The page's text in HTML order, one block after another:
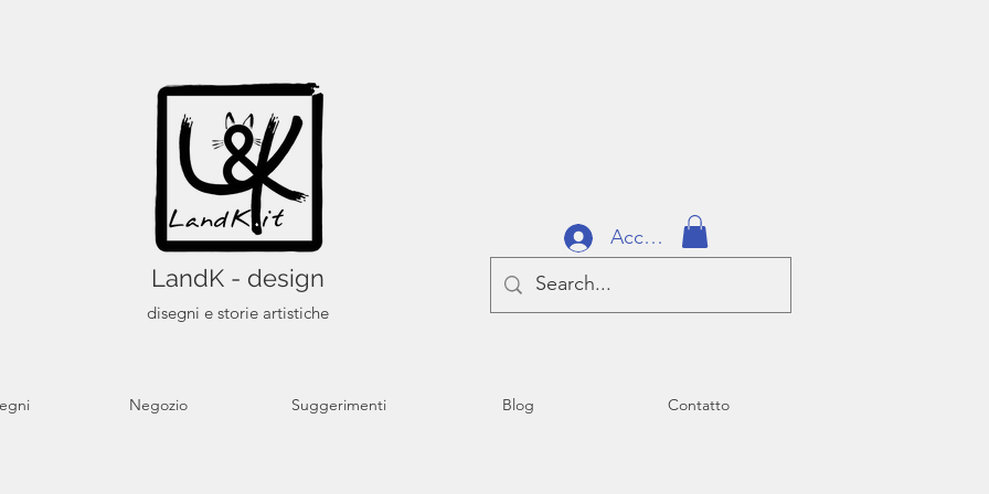
LandK - design
disegni e storie artistiche
Accedi
Negozio Suggerimenti Blog Contatto